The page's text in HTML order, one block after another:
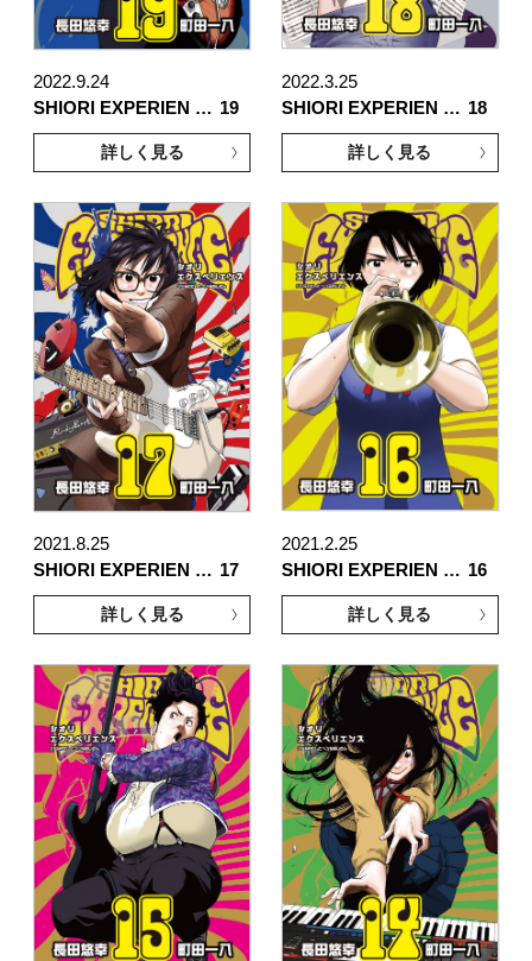
2022.9.24
SHIORI EXPERIEN … 19
詳しく見る
2022.3.25
SHIORI EXPERIEN … 18
詳しく見る
2021.8.25
SHIORI EXPERIEN … 17
詳しく見る
2021.2.25
SHIORI EXPERIEN … 16
詳しく見る